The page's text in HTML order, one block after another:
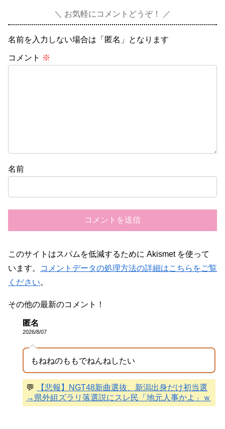
お気軽にコメントどうぞ！
名前を入力しない場合は「匿名」となります
コメント ※
名前
このサイトはスパムを低減するために Akismet を使って
います。
コメントデータの処理方法の詳細はこちらをご覧
ください。
その他の最新のコメント！
匿名
2026/8/07
もねねのももでねんねしたい
💬
【悲報】NGT48新曲選抜、新潟出身だけ初当選
→県外組ズラリ落選説にスレ民「地元人事かよ」ｗ